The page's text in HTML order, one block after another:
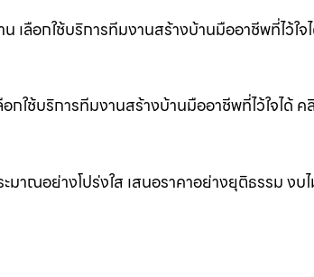
ลือกใช้บริการทีมงานสร้างบ้านมืออาชีพที่ไว้ใจ
ใช้บริการทีมงานสร้างบ้านมืออาชีพที่ไว้ใจได้ ค
าณอย่างโปร่งใส เสนอราคาอย่างยุติธรรม งบ